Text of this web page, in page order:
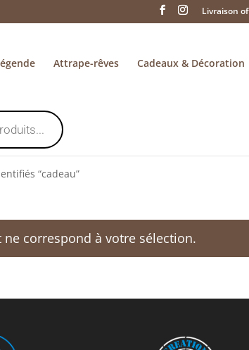
Livraison
Attrape-rêves Cadeaux & Décoration
“cadeau”
correspond à votre sélection.